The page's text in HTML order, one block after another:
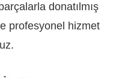
donatılmış
profesyonel hizmet